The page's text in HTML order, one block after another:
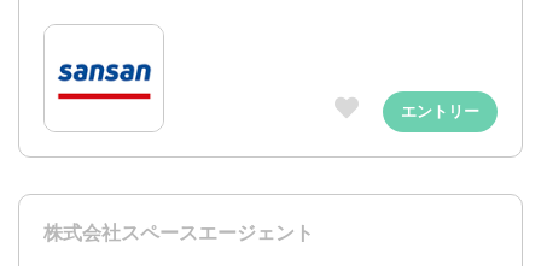
エントリー
株式会社スペースエージェント